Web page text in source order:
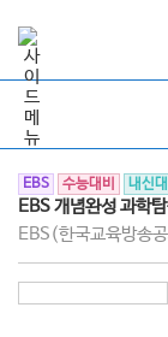
EBS 수능대비 내신대
EBS 개념완성 과학
EBS(한국교육방